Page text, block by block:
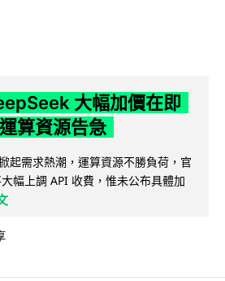
大幅加價在即
算資源告急
起需求熱潮，運算資源不勝負荷，官
幅上調 API 收費，惟未公布具體加